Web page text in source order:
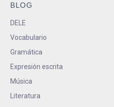
BLOG
DELE
Vocabulario
Gramática
Expresión escrita
Música
Literatura